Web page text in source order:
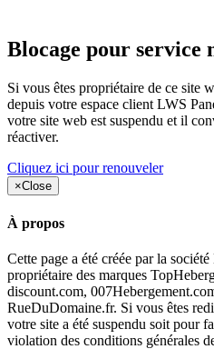
Blocage pour service
Si vous êtes propriétaire de ce site
depuis votre espace client LWS
votre site web est suspendu et il
réactiver.
Cliquez ici pour renouveler
×Close
À propos
Cette page a été créée par la
propriétaire des marques
discount.com,
RueDuDomaine.fr. Si vous êtes
votre site a été suspendu soit pour
violation des conditions générales